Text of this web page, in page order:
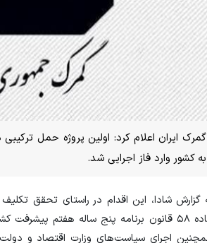
گمرک ایران اعلام کرد: اولین پروژه حمل
به کشور وارد فاز اجرایی شد.
ماده ۵۸ قانون برنامه پنج ساله هفتم